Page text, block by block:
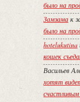
было на
Замзама к
было на
hotelukutina
кошек
Васильев
хотят